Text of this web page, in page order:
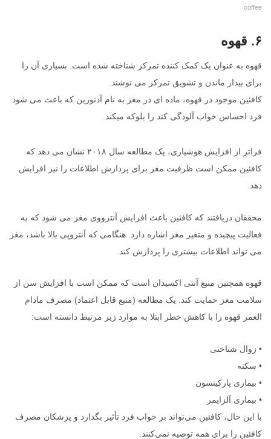
coffee
۶. قهوه
قهوه به عنوان یک کمک کننده تمرکز شناخته شده است. بسیاری آن را
برای بیدار ماندن و تشویق تمرکز می نوشند.
کافئین موجود در قهوه، ماده ای در مغز به نام آدنوزین که باعث می شود
فرد احساس خواب آلودگی کند را بلوکه میکند.
فراتر از افزایش هوشیاری، یک مطالعه سال ۲۰۱۸ نشان می دهد که
کافئین ممکن است ظرفیت مغز برای پردازش اطلاعات را نیز افزایش
دهد.
محققان دریافتند که کافئین باعث افزایش آنترووی مغز می شود که به
فعالیت پیچیده و متغیر مغز اشاره دارد. هنگامی که آنتروپی بالا باشد، مغز
می تواند اطلاعات بیشتری را پردازش کند.
قهوه همچنین منبع آنتی اکسیدان است که ممکن است با افزایش سن از
سلامت مغز حمایت کند. یک مطالعه (منبع قابل اعتماد) مصرف مادام
العمر قهوه را با کاهش خطر ابتلا به موارد زیر مرتبط دانسته است:
• زوال شناختی
• سکته
• بیماری پارکینسون
• بیماری آلزایمر
با این حال، کافئین می‌تواند بر خواب فرد تأثیر بگذارد و پزشکان مصرف
کافئین را برای همه توصیه نمی‌کنند.